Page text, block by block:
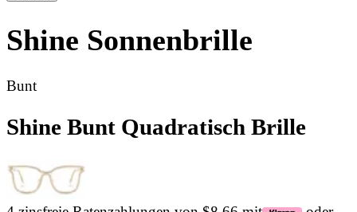
Shine Sonnenbrille
Bunt
Shine Bunt Quadratisch Brille